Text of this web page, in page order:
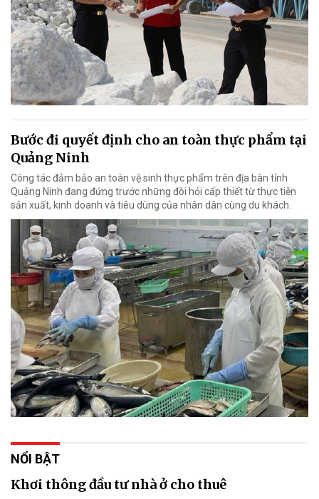
Bước đi quyết định cho an toàn thực phẩm tại
Quảng Ninh
Công tác đảm bảo an toàn vệ sinh thực phẩm trên địa bàn tỉnh
Quảng Ninh đang đứng trước những đòi hỏi cấp thiết từ thực tiễn
sản xuất, kinh doanh và tiêu dùng của nhân dân cùng du khách.
NỔI BẬT
Khơi thông đầu tư nhà ở cho thuê